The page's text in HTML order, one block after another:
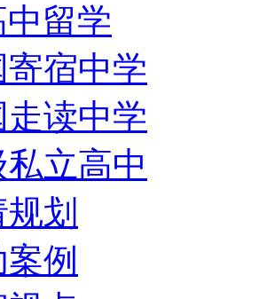
留学
寄宿中学
走读中学
立高中
划
例